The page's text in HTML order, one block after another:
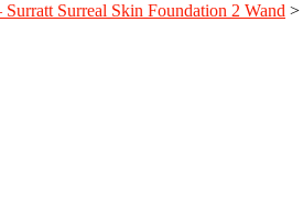
Surratt Surreal Skin Foundation 2 Wand >